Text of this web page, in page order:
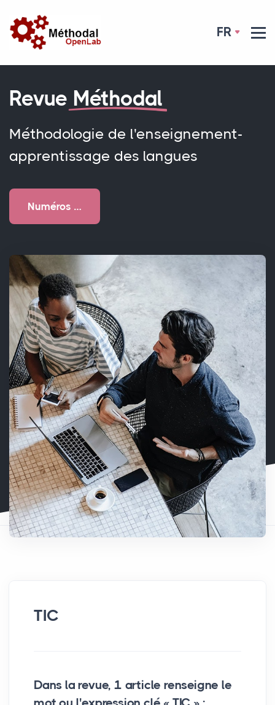
FR
Revue Méthodal
Méthodologie de l'enseignement-
apprentissage des langues
Numéros …
TIC
Dans la revue, 1 article renseigne le